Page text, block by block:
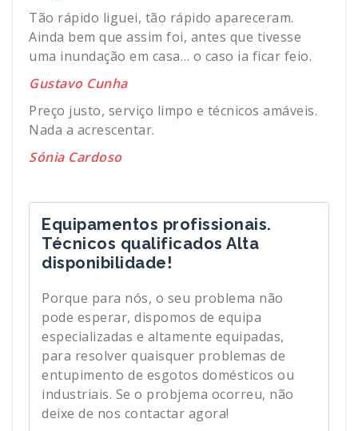
Tão rápido liguei, tão rápido apareceram.
Ainda bem que assim foi, antes que tivesse
uma inundação em casa… o caso ia ficar feio.
Gustavo Cunha
Preço justo, serviço limpo e técnicos amáveis.
Nada a acrescentar.
Sónia Cardoso
Equipamentos profissionais.
Técnicos qualificados Alta
disponibilidade!
Porque para nós, o seu problema não
pode esperar, dispomos de equipa
especializadas e altamente equipadas,
para resolver quaisquer problemas de
entupimento de esgotos domésticos ou
industriais. Se o probjema ocorreu, não
deixe de nos contactar agora!